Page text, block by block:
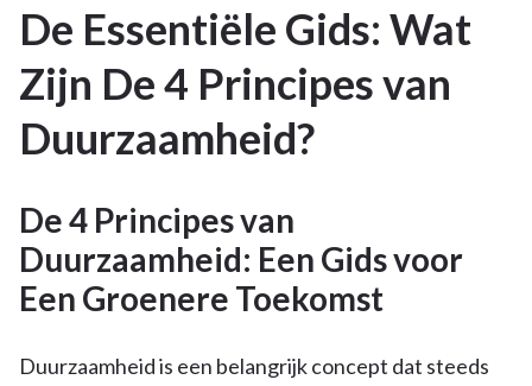
25
JAN 2026
De Essentiële Gids: Wat
Zijn De 4 Principes van
Duurzaamheid?
De 4 Principes van
Duurzaamheid: Een Gids voor
Een Groenere Toekomst
Duurzaamheid is een belangrijk concept dat steeds